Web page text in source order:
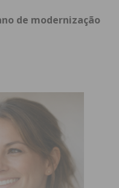
de modernização